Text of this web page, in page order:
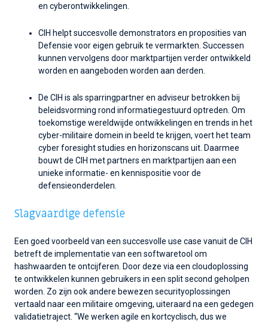
en cyberontwikkelingen.
CIH helpt succesvolle demonstrators en proposities van
Defensie voor eigen gebruik te vermarkten. Successen
kunnen vervolgens door marktpartijen verder ontwikkeld
worden en aangeboden worden aan derden.
De CIH is als sparringpartner en adviseur betrokken bij
beleidsvorming rond informatiegestuurd optreden. Om
toekomstige wereldwijde ontwikkelingen en trends in het
cyber-militaire domein in beeld te krijgen, voert het team
cyber foresight studies en horizonscans uit. Daarmee
bouwt de CIH met partners en marktpartijen aan een
unieke informatie- en kennispositie voor de
defensieonderdelen.
Slagvaardige defensie
Een goed voorbeeld van een succesvolle use case vanuit de CIH
betreft de implementatie van een softwaretool om
hashwaarden te ontcijferen. Door deze via een cloudoplossing
te ontwikkelen kunnen gebruikers in een split second geholpen
worden. Zo zijn ook andere bewezen securityoplossingen
vertaald naar een militaire omgeving, uiteraard na een gedegen
validatietraject. “We werken agile en kortcyclisch, dus we